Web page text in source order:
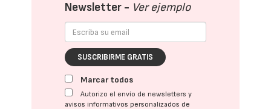
Newsletter - Ver ejemplo
SUSCRIBIRME GRATIS
Marcar todos
Autorizo el envío de newsletters y
avisos informativos personalizados de